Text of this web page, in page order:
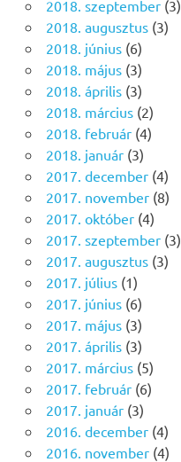
2018. szeptember(3)
2018. augusztus(3)
2018. június(6)
2018. május(3)
2018. április(3)
2018. március(2)
2018. február(4)
2018. január(3)
2017. december(4)
2017. november(8)
2017. október(4)
2017. szeptember(3)
2017. augusztus(3)
2017. július(1)
2017. június(6)
2017. május(3)
2017. április(3)
2017. március(5)
2017. február(6)
2017. január(3)
2016. december(4)
2016. november(4)